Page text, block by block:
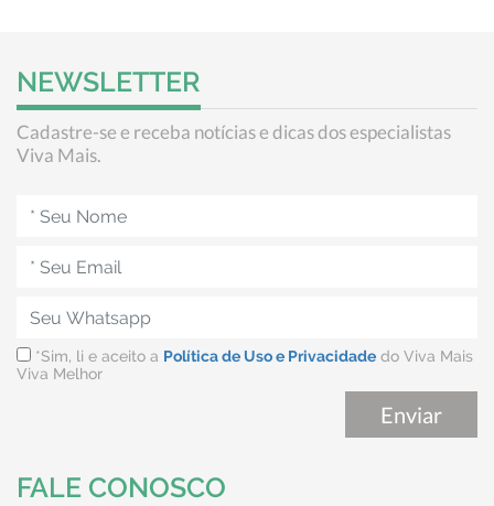
NEWSLETTER
Cadastre-se e receba notícias e dicas dos especialistas
Viva Mais.
*Sim, li e aceito a Política de Uso e Privacidade do Viva Mais
Viva Melhor
FALE CONOSCO